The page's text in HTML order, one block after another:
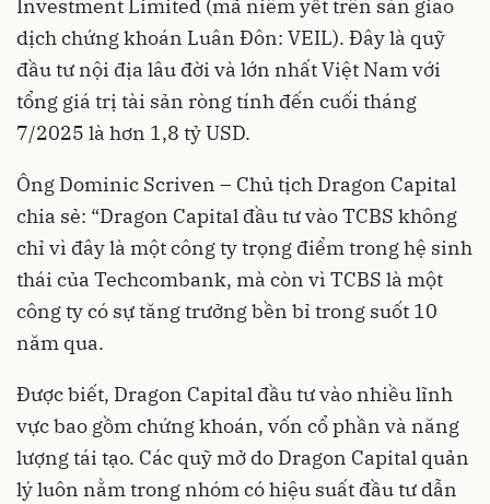
Investment Limited (mã niêm yết trên sàn giao
dịch chứng khoán Luân Đôn: VEIL). Đây là quỹ
đầu tư nội địa lâu đời và lớn nhất Việt Nam với
tổng giá trị tài sản ròng tính đến cuối tháng
7/2025 là hơn 1,8 tỷ USD.
Ông Dominic Scriven – Chủ tịch Dragon Capital
chia sẻ: “Dragon Capital đầu tư vào TCBS không
chỉ vì đây là một công ty trọng điểm trong hệ sinh
thái của Techcombank, mà còn vì TCBS là một
công ty có sự tăng trưởng bền bỉ trong suốt 10
năm qua.
Được biết, Dragon Capital đầu tư vào nhiều lĩnh
vực bao gồm chứng khoán, vốn cổ phần và năng
lượng tái tạo. Các quỹ mở do Dragon Capital quản
lý luôn nằm trong nhóm có hiệu suất đầu tư dẫn